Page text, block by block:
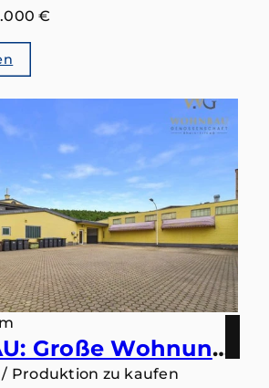
€
WOHNBAU: Große Wohnung mit Halle und Büro - Ideal für kleine und mittlere Betriebe - bezugsfrei
Produktion zu kaufen